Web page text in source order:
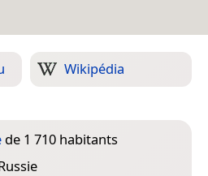
Wikipédia
de 1 710 habitants